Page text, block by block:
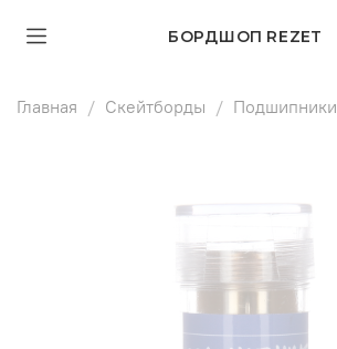
БОРДШОП REZET
Главная Скейтборды Подшипники